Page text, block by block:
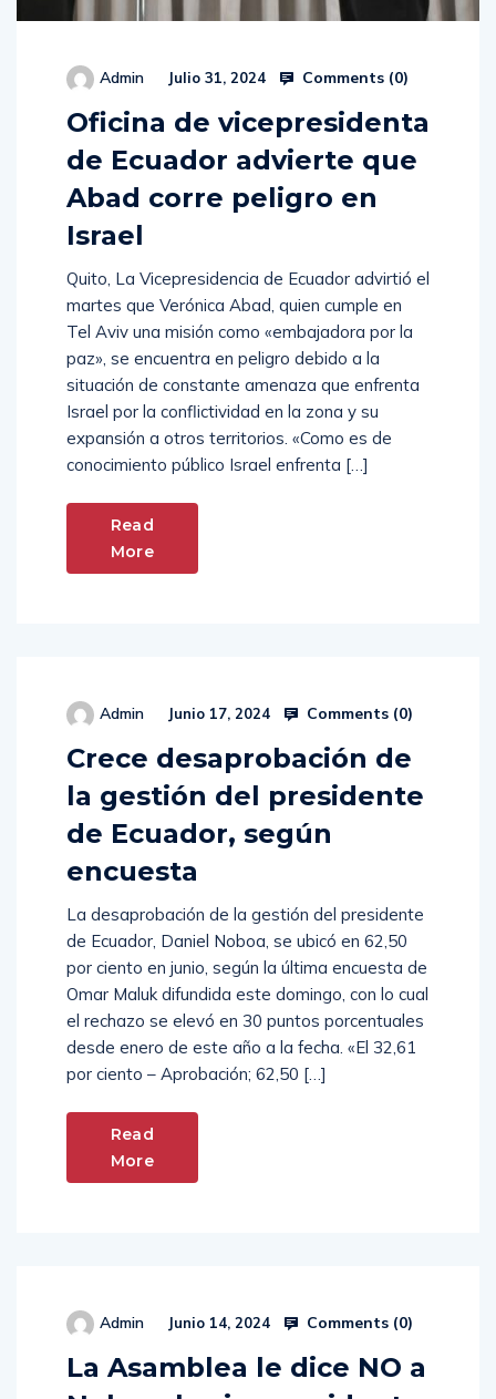
Admin Julio 31, 2024 Comments (0)
Oficina de vicepresidenta
de Ecuador advierte que
Abad corre peligro en
Israel
Quito, La Vicepresidencia de Ecuador advirtió el
martes que Verónica Abad, quien cumple en
Tel Aviv una misión como «embajadora por la
paz», se encuentra en peligro debido a la
situación de constante amenaza que enfrenta
Israel por la conflictividad en la zona y su
expansión a otros territorios. «Como es de
conocimiento público Israel enfrenta […]
Read
More
Admin Junio 17, 2024 Comments (0)
Crece desaprobación de
la gestión del presidente
de Ecuador, según
encuesta
La desaprobación de la gestión del presidente
de Ecuador, Daniel Noboa, se ubicó en 62,50
por ciento en junio, según la última encuesta de
Omar Maluk difundida este domingo, con lo cual
el rechazo se elevó en 30 puntos porcentuales
desde enero de este año a la fecha. «El 32,61
por ciento – Aprobación; 62,50 […]
Read
More
Admin Junio 14, 2024 Comments (0)
La Asamblea le dice NO a